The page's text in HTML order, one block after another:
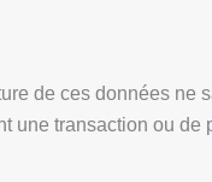
de ces données ne
une transaction ou de